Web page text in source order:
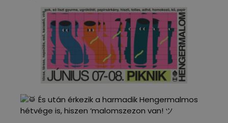
És után érkezik a harmadik Hengermalmos
hétvége is, hiszen ‘malomszezon van! ツ